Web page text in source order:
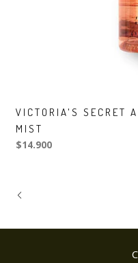
VICTORIA'S SECRET
MIST
$14.900